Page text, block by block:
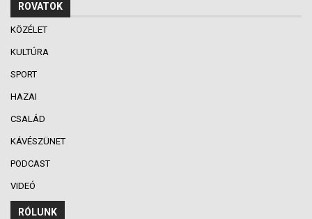
ROVATOK
KÖZÉLET
KULTÚRA
SPORT
HAZAI
CSALÁD
KÁVÉSZÜNET
PODCAST
VIDEÓ
RÓLUNK